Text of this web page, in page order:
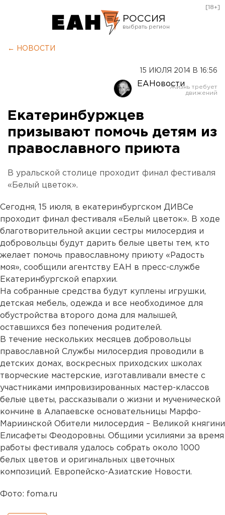
РОССИЯ
Оренбург
[18+]
← НОВОСТИ
15 ИЮЛЯ 2014 В 16:56
ЕАНовости
Екатеринбуржцев
призывают помочь детям из
православного приюта
В уральской столице проходит финал фестиваля
«Белый цветок».
Сегодня, 15 июля, в екатеринбургском ДИВСе
проходит финал фестиваля «Белый цветок». В ходе
благотворительной акции сестры милосердия и
добровольцы будут дарить белые цветы тем, кто
желает помочь православному приюту «Радость
моя», сообщили агентству ЕАН в пресс-службе
Екатеринбургской епархии.
На собранные средства будут куплены игрушки,
детская мебель, одежда и все необходимое для
обустройства второго дома для малышей,
оставшихся без попечения родителей.
В течение нескольких месяцев добровольцы
православной Службы милосердия проводили в
детских домах, воскресных приходских школах
творческие мастерские, изготавливали вместе с
участниками импровизированных мастер-классов
белые цветы, рассказывали о жизни и мученической
кончине в Алапаевске основательницы Марфо-
Мариинской Обители милосердия – Великой княгини
Елисафеты Феодоровны. Общими усилиями за время
работы фестиваля удалось собрать около 1000
белых цветов и оригинальных цветочных
композиций. Европейско-Азиатские Новости.
Фото: foma.ru